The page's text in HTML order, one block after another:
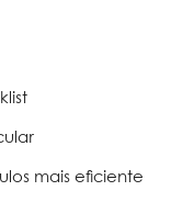
mais eficiente